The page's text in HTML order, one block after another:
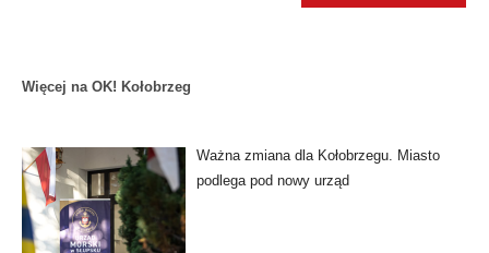
Więcej na OK! Kołobrzeg
Ważna zmiana dla Kołobrzegu. Miasto
podlega pod nowy urząd